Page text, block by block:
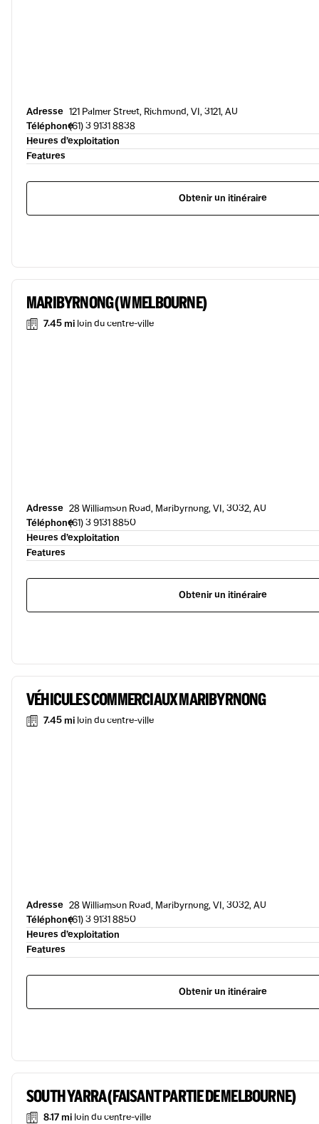
Adresse 121 Palmer Street, Richmond, VI, 3121, AU
Téléphone(61) 3 9131 8838
Heures d’exploitation
Features
Obtenir un itinéraire
MARIBYRNONG (W MELBOURNE)
7.45 mi loin du centre-ville
Adresse 28 Williamson Road, Maribyrnong, VI, 3032, AU
Téléphone(61) 3 9131 8850
Heures d’exploitation
Features
Obtenir un itinéraire
VÉHICULES COMMERCIAUX MARIBYRNONG
7.45 mi loin du centre-ville
Adresse 28 Williamson Road, Maribyrnong, VI, 3032, AU
Téléphone(61) 3 9131 8850
Heures d’exploitation
Features
Obtenir un itinéraire
SOUTH YARRA (FAISANT PARTIE DE MELBOURNE)
8.17 mi loin du centre-ville